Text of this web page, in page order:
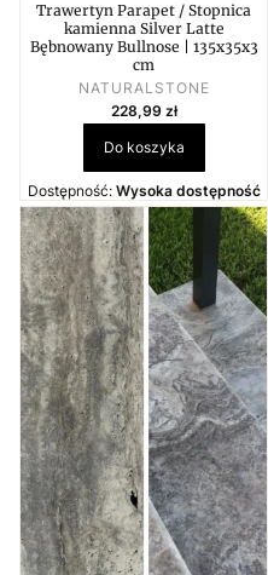
Trawertyn Parapet / Stopnica
kamienna Silver Latte
Bębnowany Bullnose | 135x35x3
cm
PRODUCENT
NATURALSTONE
Cena
228,99 zł
Do koszyka
Dostępność: Wysoka dostępność